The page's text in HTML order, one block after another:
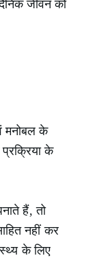
जीवन को
मनोबल के
प्रक्रिया के
हैं, तो
नहीं कर
के लिए